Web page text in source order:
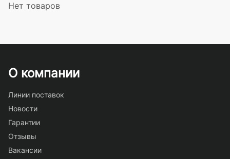
Нет товаров
О компании
Линии поставок
Новости
Гарантии
Отзывы
Вакансии